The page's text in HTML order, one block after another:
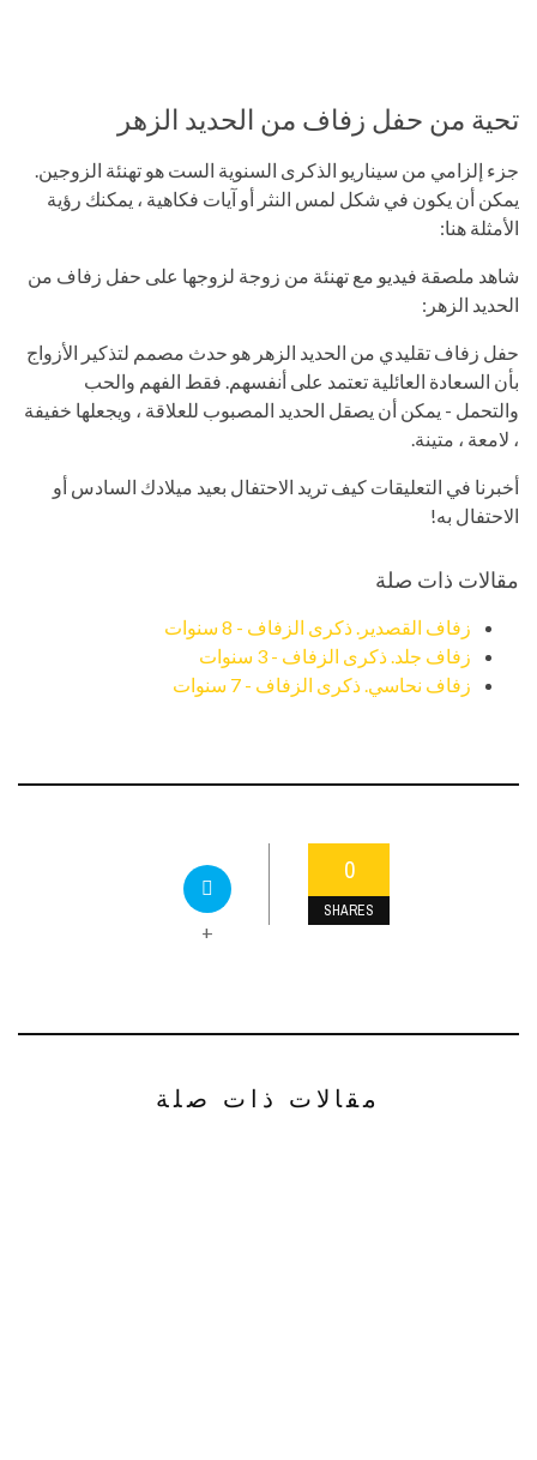
تحية من حفل زفاف من الحديد الزهر
جزء إلزامي من سيناريو الذكرى السنوية الست هو تهنئة الزوجين.
يمكن أن يكون في شكل لمس النثر أو آيات فكاهية ، يمكنك رؤية
الأمثلة هنا:
شاهد ملصقة فيديو مع تهنئة من زوجة لزوجها على حفل زفاف من
الحديد الزهر:
حفل زفاف تقليدي من الحديد الزهر هو حدث مصمم لتذكير الأزواج
بأن السعادة العائلية تعتمد على أنفسهم. فقط الفهم والحب
والتحمل - يمكن أن يصقل الحديد المصبوب للعلاقة ، ويجعلها خفيفة
، لامعة ، متينة.
أخبرنا في التعليقات كيف تريد الاحتفال بعيد ميلادك السادس أو
الاحتفال به!
مقالات ذات صلة
زفاف القصدير. ذكرى الزفاف - 8 سنوات
زفاف جلد. ذكرى الزفاف - 3 سنوات
زفاف نحاسي. ذكرى الزفاف - 7 سنوات
0
SHARES
+
مقالات ذات صلة